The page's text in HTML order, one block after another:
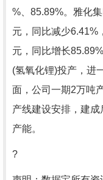
%、85.89%。雅化
元，同比减少6.41%
元，同比增长
(氢氧化锂)投产，进
面，公司一期2万吨
产线建设安排，建
产能。
?